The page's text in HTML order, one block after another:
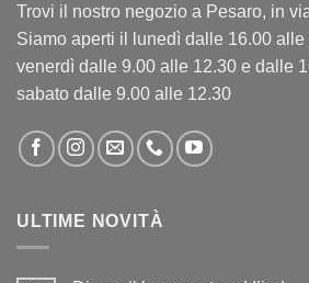
Trovi il nostro negozio a Pesaro, in
Siamo aperti il lunedì dalle 16.00 alle
venerdì dalle 9.00 alle 12.30 e dalle
sabato dalle 9.00 alle 12.30
ULTIME NOVITÀ